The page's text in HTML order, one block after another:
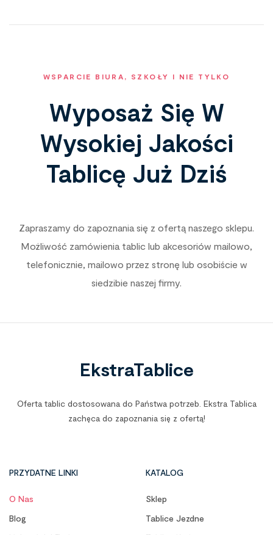
WSPARCIE BIURA, SZKOŁY I NIE TYLKO
Wyposaż Się W
Wysokiej Jakości
Tablicę Już Dziś
Zapraszamy do zapoznania się z ofertą naszego sklepu.
Możliwość zamówienia tablic lub akcesoriów mailowo,
telefonicznie, mailowo przez stronę lub osobiście w
siedzibie naszej firmy.
EkstraTablice
Oferta tablic dostosowana do Państwa potrzeb. Ekstra Tablica
zachęca do zapoznania się z ofertą!
PRZYDATNE LINKI
O Nas
Blog
KATALOG
Sklep
Tablice Jezdne